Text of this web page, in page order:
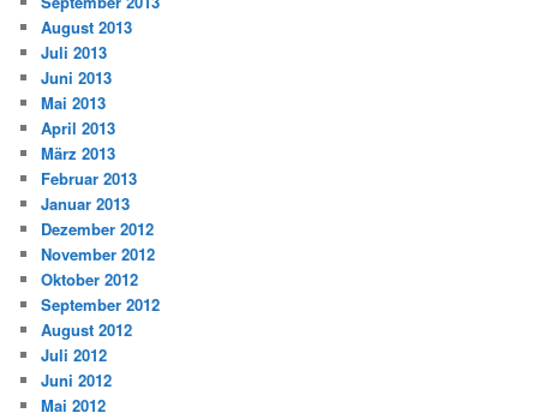
August 2013
Juli 2013
Juni 2013
Mai 2013
April 2013
März 2013
Februar 2013
Januar 2013
Dezember 2012
November 2012
Oktober 2012
September 2012
August 2012
Juli 2012
Juni 2012
Mai 2012